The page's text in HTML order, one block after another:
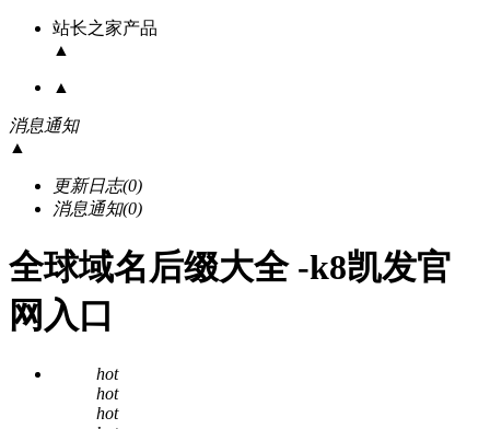
站长之家产品
▲
▲
消息通知
▲
更新日志(0)
消息通知(0)
全球域名后缀大全 -k8凯发官
网入口
hot
hot
hot